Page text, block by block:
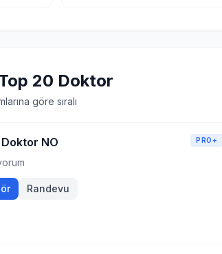
20 Doktor
göre sıralı
NO PRO+
Randevu